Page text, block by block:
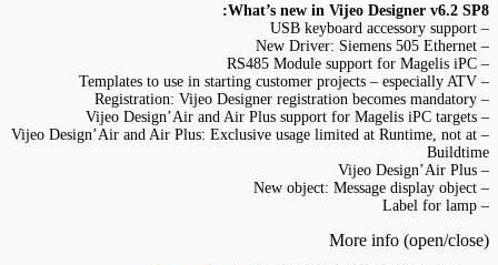
What’s new in Vijeo Designer v6.2 SP8:
– USB keyboard accessory support
– New Driver: Siemens 505 Ethernet
– RS485 Module support for Magelis iPC
– Templates to use in starting customer projects – especially ATV
– Registration: Vijeo Designer registration becomes mandatory
– Vijeo Design’Air and Air Plus support for Magelis iPC targets
– Vijeo Design’Air and Air Plus: Exclusive usage limited at Runtime, not at
Buildtime
– Vijeo Design’Air Plus
– New object: Message display object
– Label for lamp
More info (open/close)